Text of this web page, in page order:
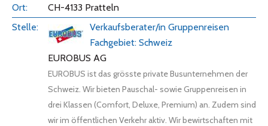
CH-4133 Pratteln
Verkaufsberater/in Gruppenreisen
Fachgebiet: Schweiz
EUROBUS AG
EUROBUS ist das grösste private Busunternehmen der
Schweiz. Wir bieten Pauschal- sowie Gruppenreisen in
drei Klassen (Comfort, Deluxe, Premium) an. Zudem sind
wir im öffentlichen Verkehr aktiv. Wir bewirtschaften mit